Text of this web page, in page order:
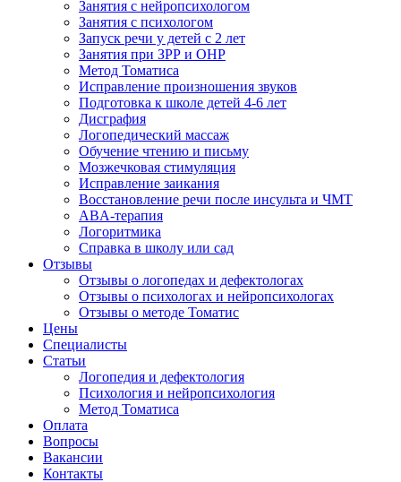
Занятия с нейропсихологом
Занятия с психологом
Запуск речи у детей с 2 лет
Занятия при ЗРР и ОНР
Метод Томатиса
Исправление произношения звуков
Подготовка к школе детей 4-6 лет
Дисграфия
Логопедический массаж
Обучение чтению и письму
Мозжечковая стимуляция
Исправление заикания
Восстановление речи после инсульта и ЧМТ
ABA-терапия
Логоритмика
Справка в школу или сад
Отзывы
Отзывы о логопедах и дефектологах
Отзывы о психологах и нейропсихологах
Отзывы о методе Томатис
Цены
Специалисты
Статьи
Логопедия и дефектология
Психология и нейропсихология
Метод Томатиса
Оплата
Вопросы
Вакансии
Контакты